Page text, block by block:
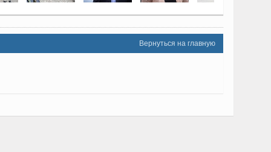
Вернуться на главную